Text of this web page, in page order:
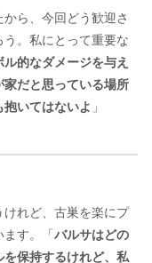
から、今回どう歓迎さ
。私にとって重要な
的なダメージを与え
だと思っている場所
いてはないよ 」
れど、古巣を楽にプ
す。「 バルサはどの
保持するけれど、私